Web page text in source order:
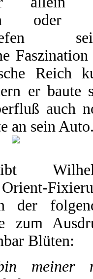
oder
Reich
er baute
auch
an sein
der
zum
Blüten:
meiner